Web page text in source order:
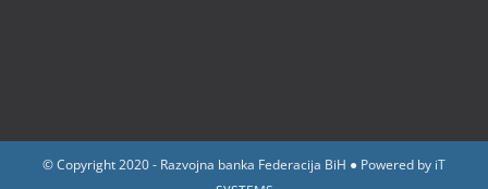
© Copyright 2020 - Razvojna banka Federacija BiH ● Powered by iT